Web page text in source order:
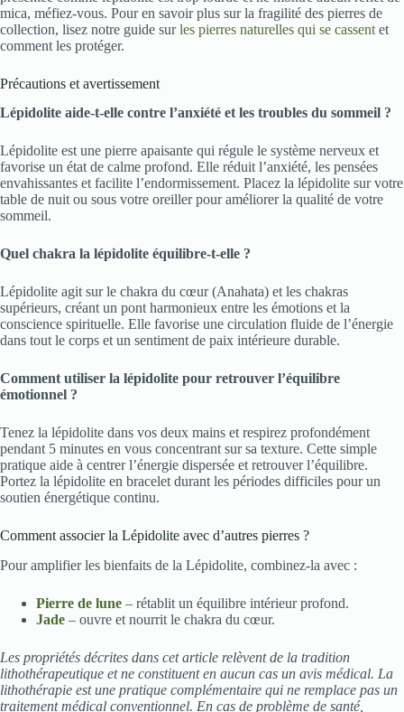
mica, méfiez-vous. Pour en savoir plus sur la fragilité des pierres de
collection, lisez notre guide surles pierres naturelles qui se cassent et
comment les protéger.
Précautions et avertissement
Lépidolite aide-t-elle contre l’anxiété et les troubles du sommeil ?
Lépidolite est une pierre apaisante qui régule le système nerveux et
favorise un état de calme profond. Elle réduit l’anxiété, les pensées
envahissantes et facilite l’endormissement. Placez la lépidolite sur votre
table de nuit ou sous votre oreiller pour améliorer la qualité de votre
sommeil.
Quel chakra la lépidolite équilibre-t-elle ?
Lépidolite agit sur le chakra du cœur (Anahata) et les chakras
supérieurs, créant un pont harmonieux entre les émotions et la
conscience spirituelle. Elle favorise une circulation fluide de l’énergie
dans tout le corps et un sentiment de paix intérieure durable.
Comment utiliser la lépidolite pour retrouver l’équilibre
émotionnel ?
Tenez la lépidolite dans vos deux mains et respirez profondément
pendant 5 minutes en vous concentrant sur sa texture. Cette simple
pratique aide à centrer l’énergie dispersée et retrouver l’équilibre.
Portez la lépidolite en bracelet durant les périodes difficiles pour un
soutien énergétique continu.
Comment associer la Lépidolite avec d’autres pierres ?
Pour amplifier les bienfaits de la Lépidolite, combinez-la avec :
Pierre de lune – rétablit un équilibre intérieur profond.
Jade – ouvre et nourrit le chakra du cœur.
Les propriétés décrites dans cet article relèvent de la tradition
lithothérapeutique et ne constituent en aucun cas un avis médical. La
lithothérapie est une pratique complémentaire qui ne remplace pas un
traitement médical conventionnel. En cas de problème de santé,